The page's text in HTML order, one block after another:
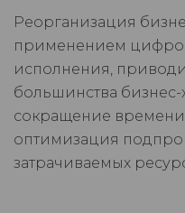
Реорганизация
применением
исполнения,
большинства бизнес-
сокращение
оптимизация
затрачиваемых